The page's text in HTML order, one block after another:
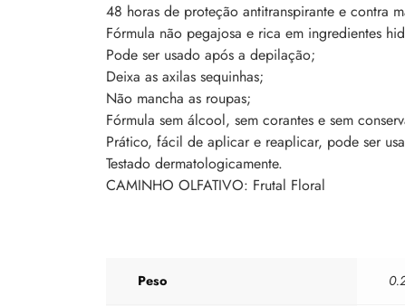
48 horas de proteção antitranspirante e contra
Fórmula não pegajosa e rica em ingredientes
Pode ser usado após a depilação;
Deixa as axilas sequinhas;
Não mancha as roupas;
Fórmula sem álcool, sem corantes e sem
Prático, fácil de aplicar e reaplicar, pode ser
Testado dermatologicamente.
CAMINHO OLFATIVO: Frutal Floral
Peso